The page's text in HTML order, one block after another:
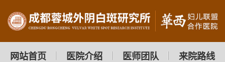
网站首页 医院介绍 医师团队 来院路线